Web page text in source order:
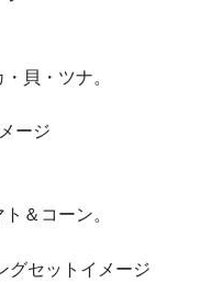
貝・ツナ。
＆コーン。